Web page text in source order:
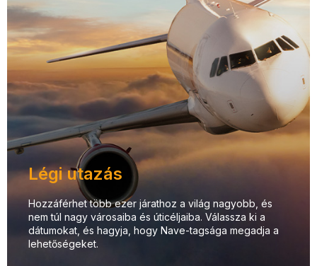
Légi utazás
Hozzáférhet több ezer járathoz a világ nagyobb, és
nem túl nagy városaiba és úticéljaiba. Válassza ki a
dátumokat, és hagyja, hogy Nave-tagsága megadja a
lehetőségeket.